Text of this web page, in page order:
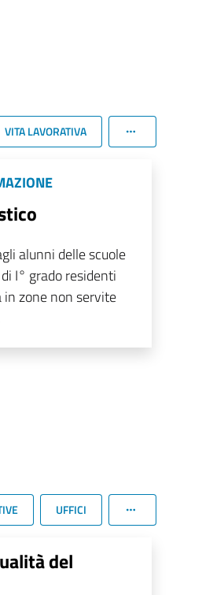
VITA LAVORATIVA
alunni delle scuole
I° grado residenti
in zone non servite
UFFICI
del